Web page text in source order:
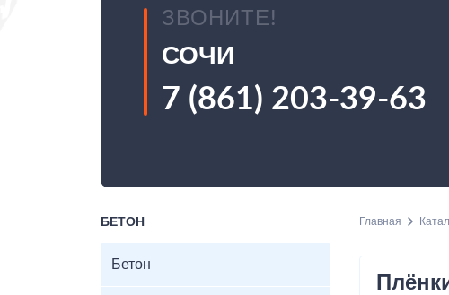
ЗВОНИТЕ!
СОЧИ
7 (861) 203-39-63
БЕТОН
Бетон
Главная